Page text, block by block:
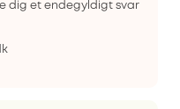
dig et endegyldigt svar